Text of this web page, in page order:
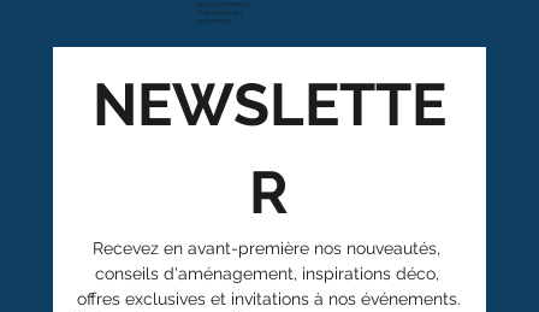
Route cantonale 4
Case postale 157
1963 Vétroz
NEWSLETTE
R
Recevez en avant-première nos nouveautés,
conseils d'aménagement, inspirations déco,
offres exclusives et invitations à nos événements.